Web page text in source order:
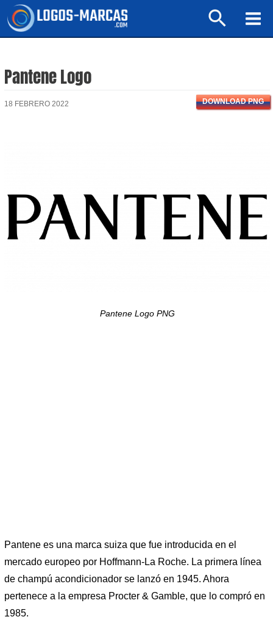
Buscar
Pantene Logo
18 FEBRERO 2022 DOWNLOAD PNG
Pantene Logo PNG
Pantene es una marca suiza que fue introducida en el
mercado europeo por Hoffmann-La Roche. La primera línea
de champú acondicionador se lanzó en 1945. Ahora
pertenece a la empresa Procter & Gamble, que lo compró en
1985.